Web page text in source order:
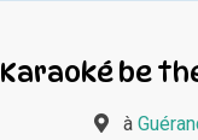
Karaoké be
à